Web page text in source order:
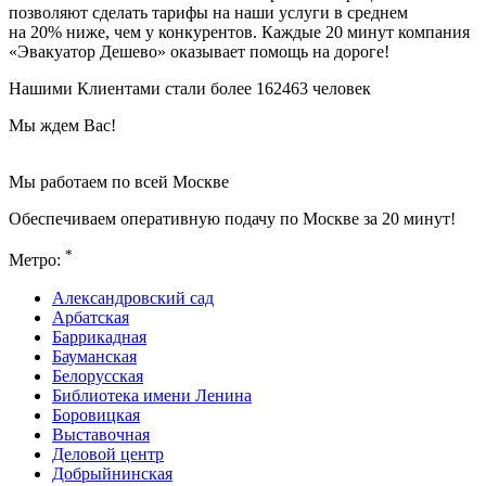
позволяют сделать тарифы на наши услуги в среднем
на 20% ниже, чем у конкурентов. Каждые 20 минут компания
«Эвакуатор Дешево» оказывает помощь на дороге!
Нашими Клиентами стали более 162463 человек
Мы ждем Вас!
Мы работаем по всей Москве
Обеспечиваем оперативную подачу по Москве за 20 минут!
Метро: *
Александровский сад
Арбатская
Баррикадная
Бауманская
Белорусская
Библиотека имени Ленина
Боровицкая
Выставочная
Деловой центр
Добрыйнинская